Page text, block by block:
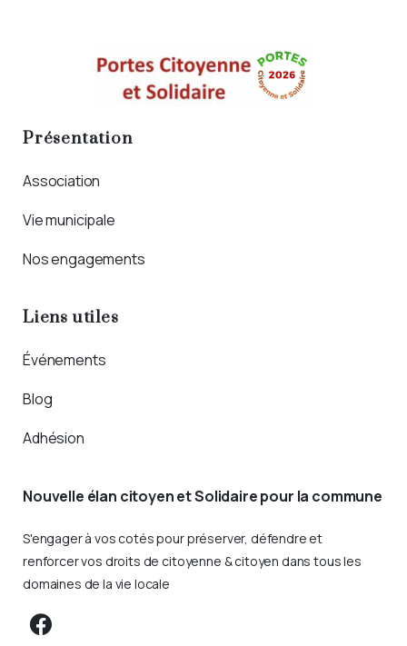
Présentation
Association
Vie municipale
Nos engagements
Liens utiles
Événements
Blog
Adhésion
Nouvelle élan citoyen et Solidaire pour la commune
S'engager à vos cotés pour préserver, défendre et
renforcer vos droits de citoyenne & citoyen dans tous les
domaines de la vie locale